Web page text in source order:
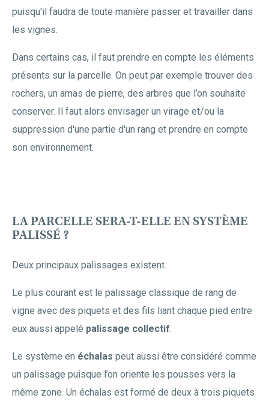
puisqu'il faudra de toute manière passer et travailler dans
les vignes.
Dans certains cas, il faut prendre en compte les éléments
présents sur la parcelle. On peut par exemple trouver des
rochers, un amas de pierre, des arbres que l’on souhaite
conserver. Il faut alors envisager un virage et/ou la
suppression d'une partie d'un rang et prendre en compte
son environnement.
LA PARCELLE SERA-T-ELLE EN SYSTÈME
PALISSÉ ?
Deux principaux palissages existent.
Le plus courant est le palissage classique de rang de
vigne avec des piquets et des fils liant chaque pied entre
eux aussi appelé palissage collectif.
Le système en échalas peut aussi être considéré comme
un palissage puisque l’on oriente les pousses vers la
même zone. Un échalas est formé de deux à trois piquets